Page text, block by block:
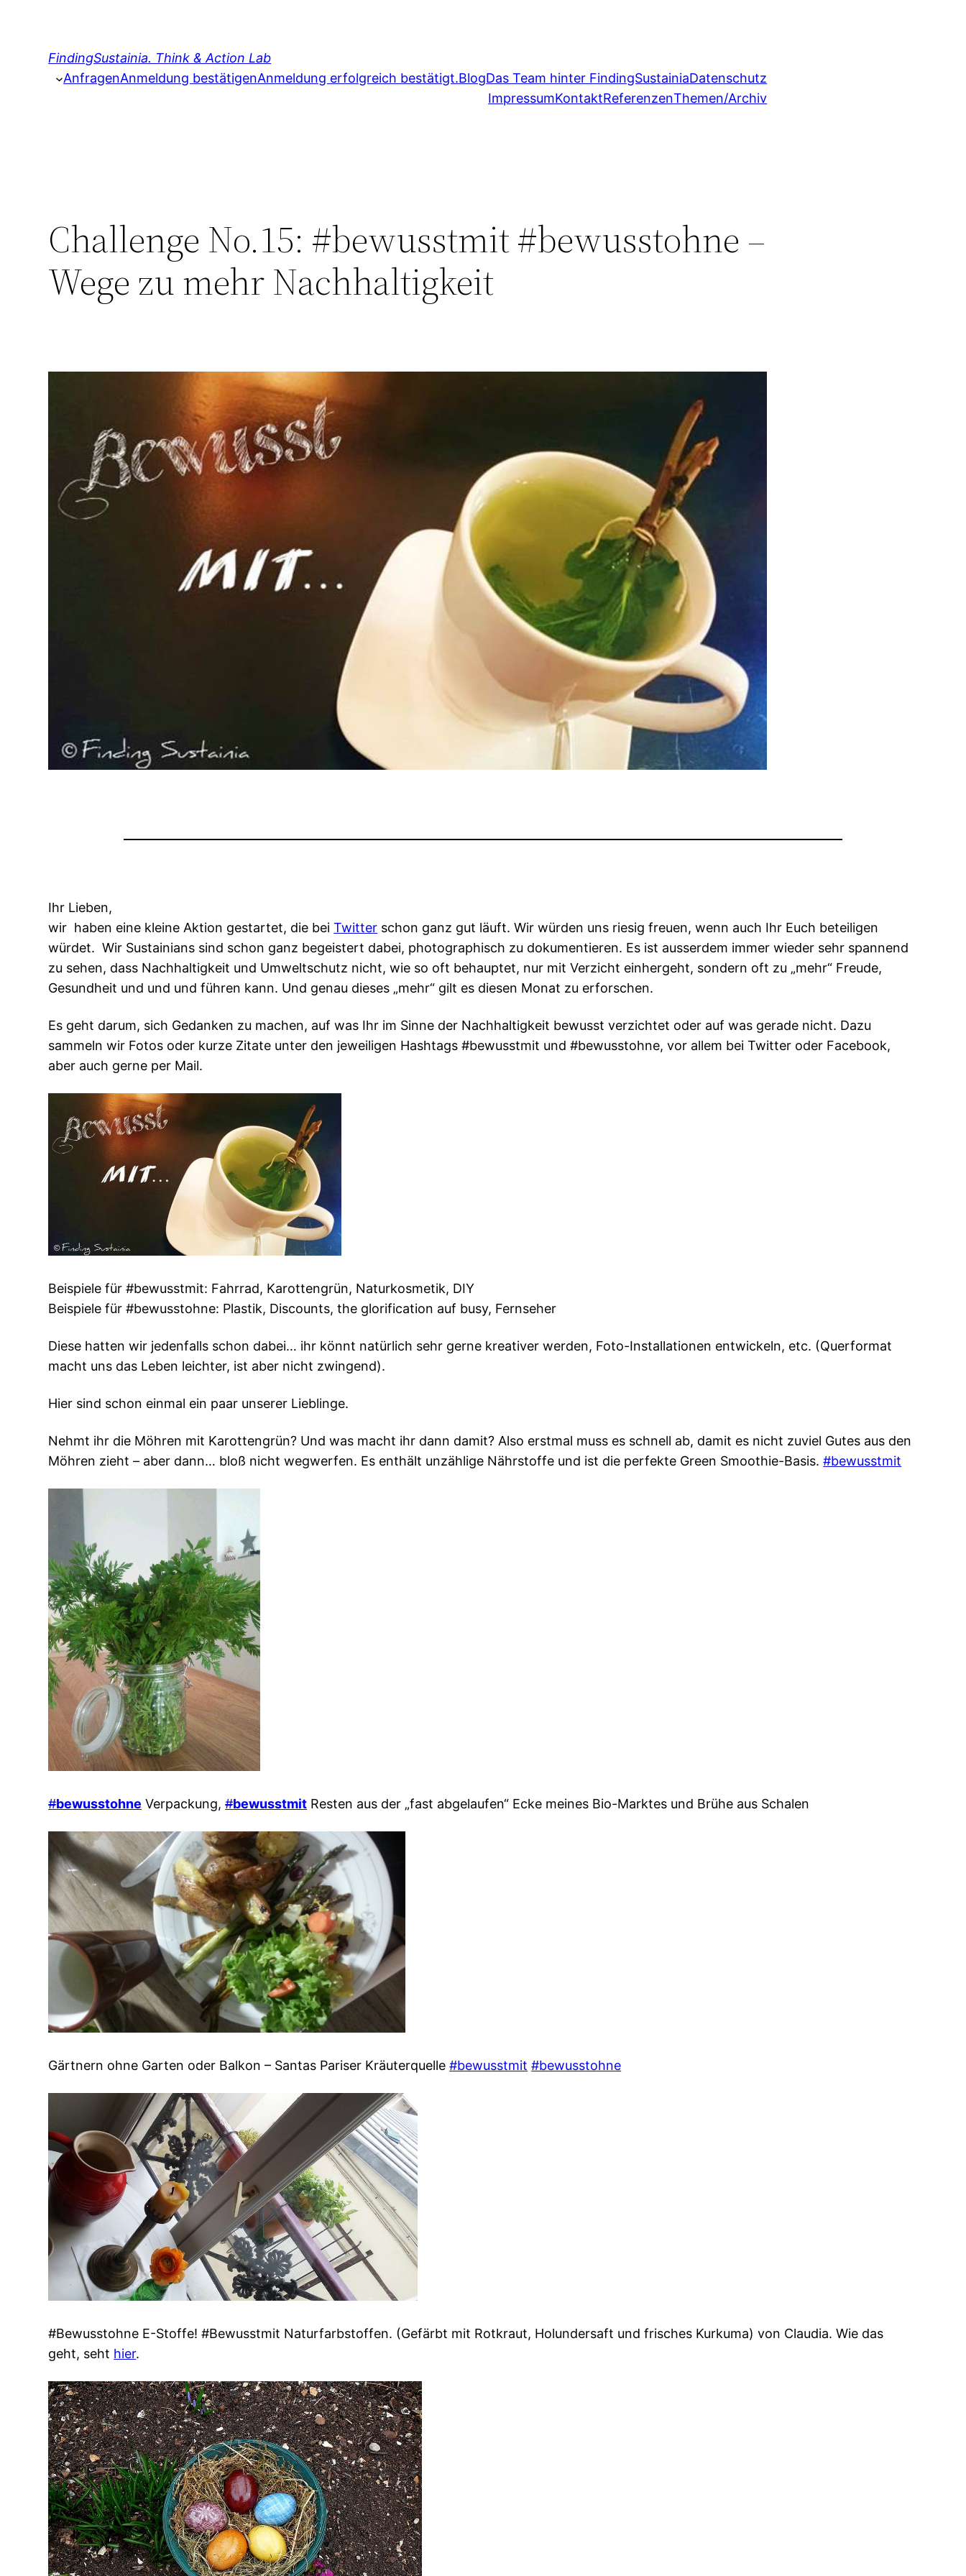
FindingSustainia. Think & Action Lab
AnfragenAnmeldung bestätigenAnmeldung erfolgreich bestätigt.BlogDas Team hinter FindingSustainiaDatenschutz
ImpressumKontaktReferenzenThemen/Archiv
Challenge No.15: #bewusstmit #bewusstohne –
Wege zu mehr Nachhaltigkeit
Ihr Lieben,
wir haben eine kleine Aktion gestartet, die beiTwitter schon ganz gut läuft. Wir würden uns riesig freuen, wenn auch Ihr Euch beteiligen
würdet. Wir Sustainians sind schon ganz begeistert dabei, photographisch zu dokumentieren. Es ist ausserdem immer wieder sehr spannend
zu sehen, dass Nachhaltigkeit und Umweltschutz nicht, wie so oft behauptet, nur mit Verzicht einhergeht, sondern oft zu „mehr“ Freude,
Gesundheit und und und führen kann. Und genau dieses „mehr“ gilt es diesen Monat zu erforschen.
Es geht darum, sich Gedanken zu machen, auf was Ihr im Sinne der Nachhaltigkeit bewusst verzichtet oder auf was gerade nicht. Dazu
sammeln wir Fotos oder kurze Zitate unter den jeweiligen Hashtags #bewusstmit und #bewusstohne, vor allem bei Twitter oder Facebook,
aber auch gerne per Mail.
Beispiele für #bewusstmit: Fahrrad, Karottengrün, Naturkosmetik, DIY
Beispiele für #bewusstohne: Plastik, Discounts, the glorification auf busy, Fernseher
Diese hatten wir jedenfalls schon dabei… ihr könnt natürlich sehr gerne kreativer werden, Foto-Installationen entwickeln, etc. (Querformat
macht uns das Leben leichter, ist aber nicht zwingend).
Hier sind schon einmal ein paar unserer Lieblinge.
Nehmt ihr die Möhren mit Karottengrün? Und was macht ihr dann damit? Also erstmal muss es schnell ab, damit es nicht zuviel Gutes aus den
Möhren zieht – aber dann… bloß nicht wegwerfen. Es enthält unzählige Nährstoffe und ist die perfekte Green Smoothie-Basis.#bewusstmit
#bewusstohne Verpackung,#bewusstmit Resten aus der „fast abgelaufen“ Ecke meines Bio-Marktes und Brühe aus Schalen
Gärtnern ohne Garten oder Balkon – Santas Pariser Kräuterquelle#bewusstmit #bewusstohne
#Bewusstohne E-Stoffe! #Bewusstmit Naturfarbstoffen. (Gefärbt mit Rotkraut, Holundersaft und frisches Kurkuma) von Claudia. Wie das
geht, seht hier.